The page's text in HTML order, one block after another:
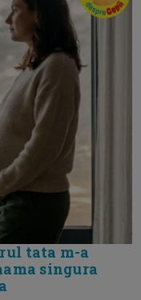
tata m-a
singura